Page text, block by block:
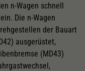
n-Wagen schnell
Die n-Wagen
der Bauart
ausgerüstet,
(MD43)